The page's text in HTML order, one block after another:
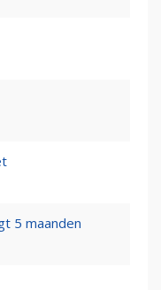
5 maanden